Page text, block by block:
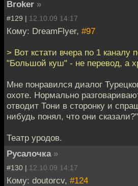
Broker »
#129 | 12.10.09 14:17
Кому: DreamFlyer, #97
> Вот кстати вчера по 1 каналу
"Большой куш" - не перевод, а
Мне понравился диалог
охоте. Нормально
отводит Тони в сторонку и
нибудь понял, что они
Театр уродов.
Русалочка »
#130 | 12.10.09 14:17
Кому: doutorcv, #124